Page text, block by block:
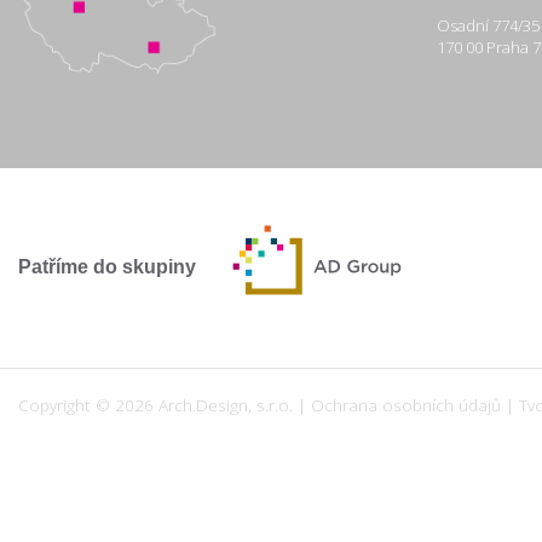
Osadní 774/35
170 00 Praha 7
Patříme do skupiny
Copyright © 2026 Arch.Design, s.r.o. | Ochrana osobních údajů |